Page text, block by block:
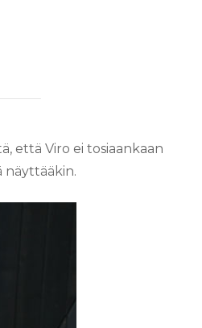
että Viro ei tosiaankaan
näyttääkin.